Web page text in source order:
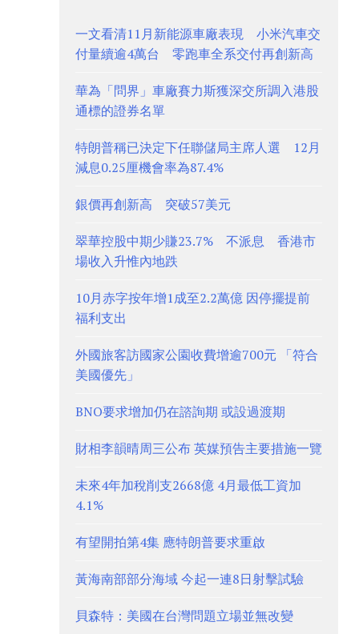
一文看清11月新能源車廠表現 小米汽車交
付量續逾4萬台 零跑車全系交付再創新高
華為「問界」車廠賽力斯獲深交所調入港股
通標的證券名單
特朗普稱已決定下任聯儲局主席人選 12月
減息0.25厘機會率為87.4%
銀價再創新高 突破57美元
翠華控股中期少賺23.7% 不派息 香港市
場收入升惟內地跌
10月赤字按年增1成至2.2萬億 因停擺提前
福利支出
外國旅客訪國家公園收費增逾700元 「符合
美國優先」
BNO要求增加仍在諮詢期 或設過渡期
財相李韻晴周三公布 英媒預告主要措施一覽
未來4年加稅削支2668億 4月最低工資加
4.1%
有望開拍第4集 應特朗普要求重啟
黃海南部部分海域 今起一連8日射擊試驗
貝森特：美國在台灣問題立場並無改變